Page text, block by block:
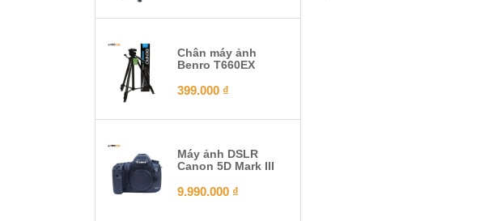
Chân máy ảnh
Benro T660EX
399.000 ₫
Máy ảnh DSLR
Canon 5D Mark III
9.990.000 ₫